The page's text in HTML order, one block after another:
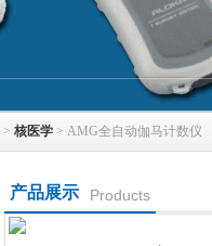
> 核医学 > AMG全自动伽马计数仪
产品展示 Products